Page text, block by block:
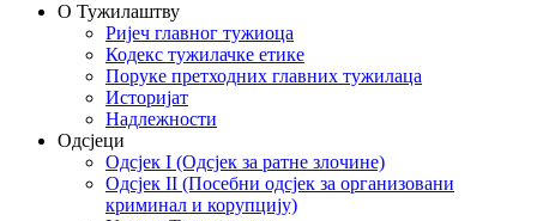
О Тужилаштву
Ријеч главног тужиоца
Кодекс тужилачке етике
Поруке претходних главних тужилаца
Историјат
Надлежности
Одсјеци
Одсјек I (Одсјек за ратне злочине)
Одсјек II (Посебни одсјек за организовани
криминал и корупцију)